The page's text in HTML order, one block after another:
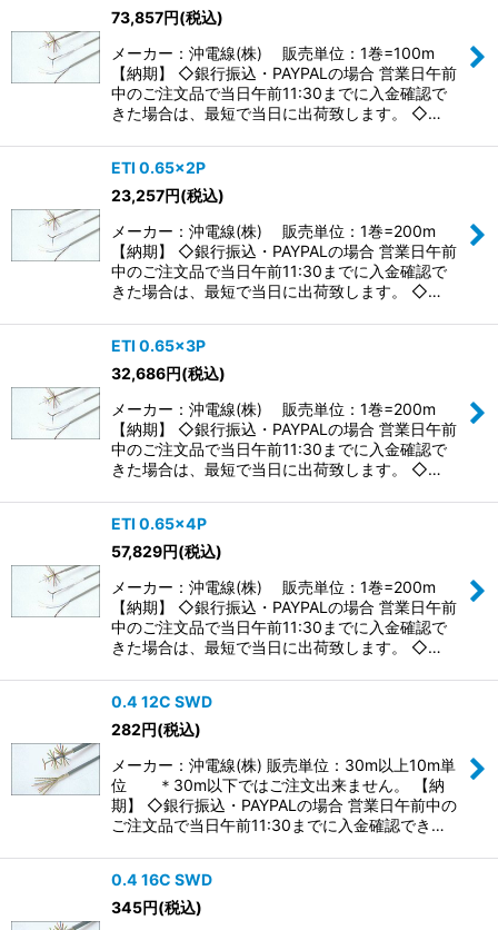
73,857円(税込)
メーカー：沖電線(株) 販売単位：1巻=100m
【納期】 ◇銀行振込・PAYPALの場合 営業日午前
中のご注文品で当日午前11:30までに入金確認で
きた場合は、最短で当日に出荷致します。 ◇…
ETI 0.65×2P
23,257円(税込)
メーカー：沖電線(株) 販売単位：1巻=200m
【納期】 ◇銀行振込・PAYPALの場合 営業日午前
中のご注文品で当日午前11:30までに入金確認で
きた場合は、最短で当日に出荷致します。 ◇…
ETI 0.65×3P
32,686円(税込)
メーカー：沖電線(株) 販売単位：1巻=200m
【納期】 ◇銀行振込・PAYPALの場合 営業日午前
中のご注文品で当日午前11:30までに入金確認で
きた場合は、最短で当日に出荷致します。 ◇…
ETI 0.65×4P
57,829円(税込)
メーカー：沖電線(株) 販売単位：1巻=200m
【納期】 ◇銀行振込・PAYPALの場合 営業日午前
中のご注文品で当日午前11:30までに入金確認で
きた場合は、最短で当日に出荷致します。 ◇…
0.4 12C SWD
282円(税込)
メーカー：沖電線(株) 販売単位：30m以上10m単
位 ＊30m以下ではご注文出来ません。 【納
期】 ◇銀行振込・PAYPALの場合 営業日午前中の
ご注文品で当日午前11:30までに入金確認でき…
0.4 16C SWD
345円(税込)